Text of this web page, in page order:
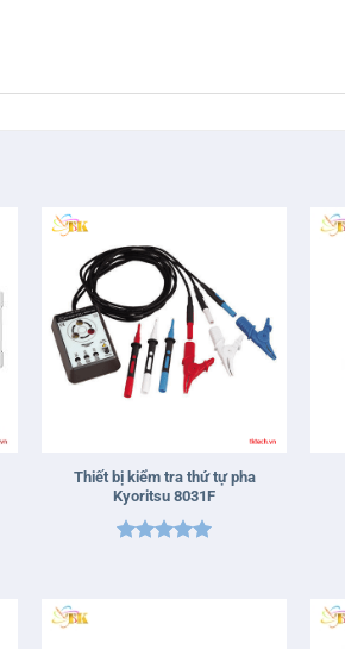
Thiết bị kiểm tra thứ tự pha
Kyoritsu 8031F